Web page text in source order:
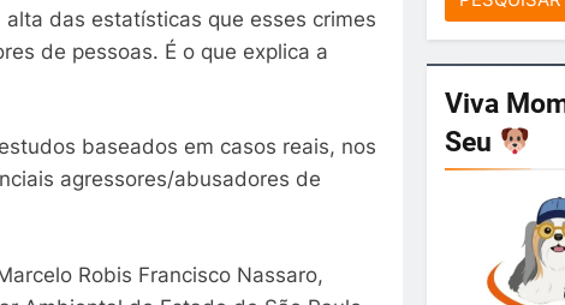
das estatísticas que esses crimes
de pessoas. É o que explica a
baseados em casos reais, nos
agressores/abusadores de
Robis Francisco Nassaro,
Viva
Seu